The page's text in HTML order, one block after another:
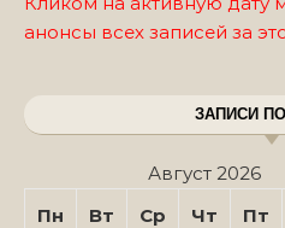
анонсы всех записей за
ЗАПИСИ
Август 2026
Пн
Вт Ср Чт Пт